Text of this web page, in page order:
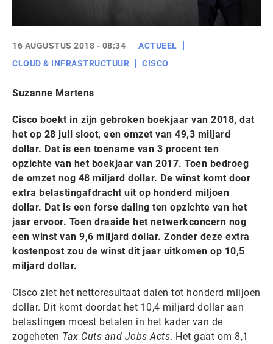
16 AUGUSTUS 2018 - 08:34
ACTUEEL
CLOUD & INFRASTRUCTUUR
CISCO
Suzanne Martens
Cisco boekt in zijn gebroken boekjaar van 2018, dat
het op 28 juli sloot, een omzet van 49,3 miljard
dollar. Dat is een toename van 3 procent ten
opzichte van het boekjaar van 2017. Toen bedroeg
de omzet nog 48 miljard dollar. De winst komt door
extra belastingafdracht uit op honderd miljoen
dollar. Dat is een forse daling ten opzichte van het
jaar ervoor. Toen draaide het netwerkconcern nog
een winst van 9,6 miljard dollar. Zonder deze extra
kostenpost zou de winst dit jaar uitkomen op 10,5
miljard dollar.
Cisco ziet het nettoresultaat dalen tot honderd miljoen
dollar. Dit komt doordat het 10,4 miljard dollar aan
belastingen moest betalen in het kader van de
zogeheten Tax Cuts and Jobs Acts. Het gaat om 8,1